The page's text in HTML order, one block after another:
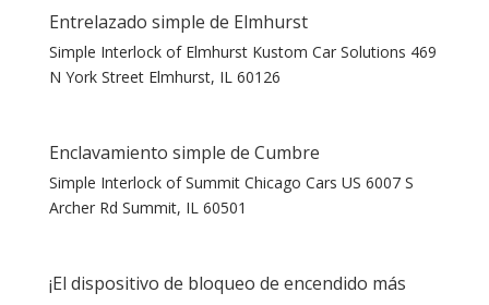
Entrelazado simple de Elmhurst
Simple Interlock of Elmhurst Kustom Car Solutions 469
N York Street Elmhurst, IL 60126
Enclavamiento simple de Cumbre
Simple Interlock of Summit Chicago Cars US 6007 S
Archer Rd Summit, IL 60501
¡El dispositivo de bloqueo de encendido más